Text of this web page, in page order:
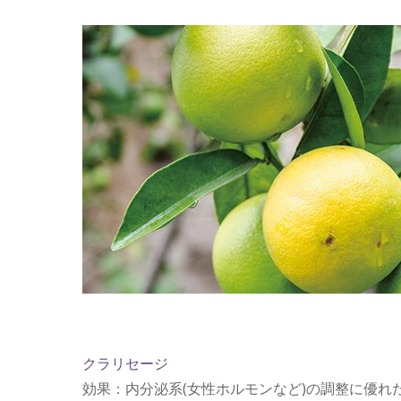
クラリセージ
効果：内分泌系(女性ホルモンなど)の調整に優れ